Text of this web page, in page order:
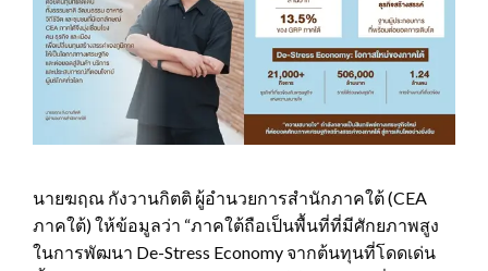
นายฆฤณ กังวานกิตติ ผู้อำนวยการสำนักภาคใต้ (CEA
ภาคใต้) ให้ข้อมูลว่า “ภาคใต้ถือเป็นพื้นที่ที่มีศักยภาพสูง
ในการพัฒนา De-Stress Economy จากต้นทุนที่โดดเด่น